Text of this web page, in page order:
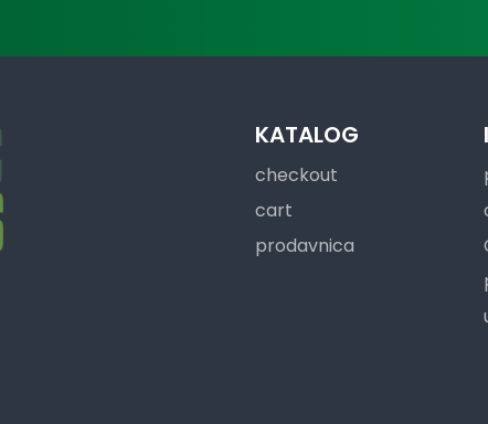
KATALOG
checkout
cart
prodavnica